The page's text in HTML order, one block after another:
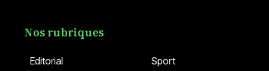
Editorial
Sport
Nos rubriques